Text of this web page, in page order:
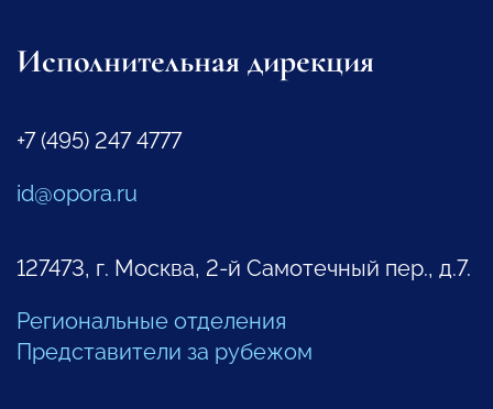
Исполнительная дирекция
+7 (495) 247 4777
id@opora.ru
127473, г. Москва, 2-й Самотечный пер., д.7.
Региональные отделения
Представители за рубежом